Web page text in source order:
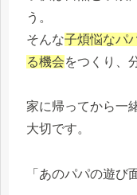
う。
そんな子煩悩なパ
る機会をつくり、
家に帰ってから一
大切です。
「あのパパの遊び